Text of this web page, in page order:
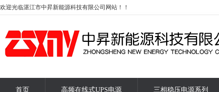
欢迎光临湛江市中昇新能源科技有限公司网站！！
首页 高频在线式UPS电源 三相稳压电源系列